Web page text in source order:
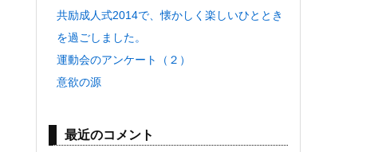
共励成人式2014で、懐かしく楽しいひととき
を過ごしました。
運動会のアンケート（２）
意欲の源
最近のコメント